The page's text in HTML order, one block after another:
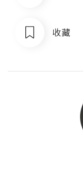
收藏